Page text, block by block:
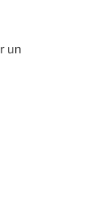
un